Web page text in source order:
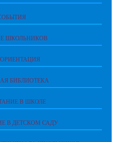
ШКОЛЬНИКОВ
БИБЛИОТЕКА
В ШКОЛЕ
В ДЕТСКОМ САДУ